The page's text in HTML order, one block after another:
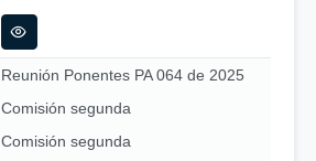
Reunión Ponentes PA 064 de 2025
Comisión segunda
Comisión segunda